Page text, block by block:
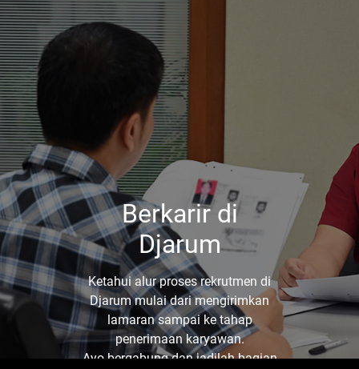
Berkarir di
Djarum
Ketahui alur proses rekrutmen di
Djarum mulai dari mengirimkan
lamaran sampai ke tahap
penerimaan karyawan.
Ayo bergabung dan jadilah bagian